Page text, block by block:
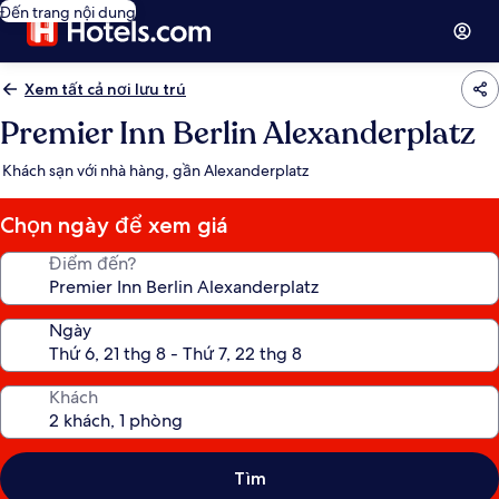
Đến trang nội dung
Xem tất cả nơi lưu trú
Premier Inn Berlin Alexanderplatz
Khách sạn với nhà hàng, gần Alexanderplatz
Chọn ngày để xem giá
Điểm đến?
Ngày
Khách
Tìm